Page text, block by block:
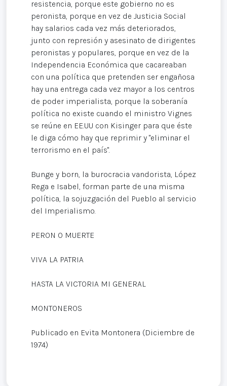
resistencia, porque este gobierno no es
peronista, porque en vez de Justicia Social
hay salarios cada vez más deteriorados,
junto con represión y asesinato de dirigentes
peronistas y populares, porque en vez de la
Independencia Económica que cacareaban
con una política que pretenden ser engañosa
hay una entrega cada vez mayor a los centros
de poder imperialista, porque la soberanía
política no existe cuando el ministro Vignes
se reúne en EE.UU con Kisinger para que éste
le diga cómo hay que reprimir y "eliminar el
terrorismo en el país".
Bunge y born, la burocracia vandorista, López
Rega e Isabel, forman parte de una misma
política, la sojuzgación del Pueblo al servicio
del Imperialismo.
PERON O MUERTE
VIVA LA PATRIA
HASTA LA VICTORIA MI GENERAL
MONTONEROS
Publicado en Evita Montonera (Diciembre de
1974)